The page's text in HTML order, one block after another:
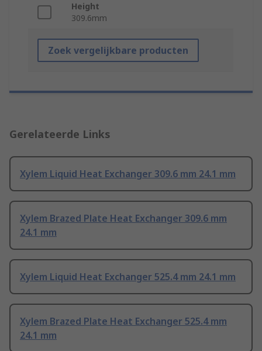
Height
309.6mm
Zoek vergelijkbare producten
Gerelateerde Links
Xylem Liquid Heat Exchanger 309.6 mm 24.1 mm
Xylem Brazed Plate Heat Exchanger 309.6 mm
24.1 mm
Xylem Liquid Heat Exchanger 525.4 mm 24.1 mm
Xylem Brazed Plate Heat Exchanger 525.4 mm
24.1 mm